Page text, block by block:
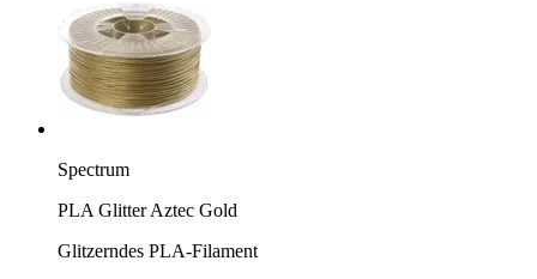
Spectrum
PLA Glitter Aztec Gold
Glitzerndes PLA-Filament